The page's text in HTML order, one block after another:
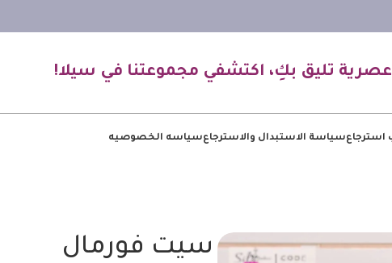
تليق بكِ، اكتشفي مجموعتنا في سيلا!
استرجاعسياسة الاستبدال والاسترجاعسياسه الخصوصيه
سيت فورمال